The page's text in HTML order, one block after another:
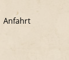
Anfahrt